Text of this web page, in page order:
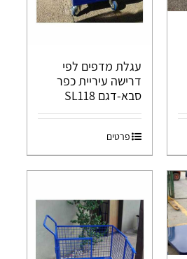
עגלת מדפים לפי
דרישה עיריית כפר
סבא-דגם SL118
פרטים